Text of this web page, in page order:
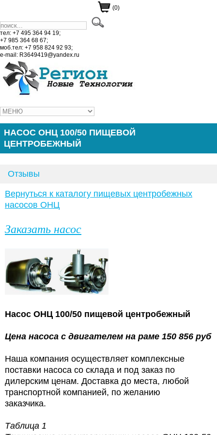
(0)
тел: +7 495 364 94 19;
+7 985 364 68 67;
моб.тел: +7 958 824 92 93;
e-mail: R3649419@yandex.ru
НАСОС ОНЦ 100/50 ПИЩЕВОЙ
ЦЕНТРОБЕЖНЫЙ
Отзывы
Вернуться к каталогу пищевых центробежных
насосов ОНЦ
Заказать насос
Насос ОНЦ 100/50 пищевой центробежный
Цена насоса с двигателем на раме 150 856 руб
Наша компания осуществляет комплексные
поставки насоса со склада и под заказ по
дилерским ценам. Доставка до места, любой
транспортной компанией, по желанию
заказчика.
Таблица 1